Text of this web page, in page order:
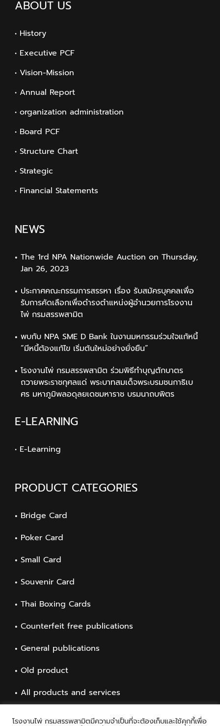
ABOUT US
• History
• Executive PCF
• Vision-Mission
• Annual Report
• organization administration
• Board PCF
• Structure Chart
• Strategic
• Financial Statements
NEWS
The 1rd NPA Nationwide Auction on Thursday,
Jan 26, 2023
ประกาศคณะกรรมการสรรหา เรื่อง รับสมัครบุคคลเพื่อ
รับการคัดเลือกเพื่อดำรงตำแหน่งผู้อำนวยการโรงงาน
ไพ่ กรมสรรพสามิต
พบกับ NPA SME D Bank ในงานมหกรรมร่วมใจแก้หนี้
“มีหนี้ต้องแก้ไข เริ่มต้นใหม่อย่างยั่งยืน”
โรงงานไพ่ กรมสรรพสามิต ร่วมพิธีทำบุญตักบาตร
ถวายพระราชกุศลแด่ พระบาทสมเด็จพระบรมชนกาธิเบ
ศร มหาภูมิพลอดุลยเดชมหาราช บรมนาถบพิตร
E-LEARNING
• E-Learning
PRODUCT CATEGORIES
Bridge Card
Poker Card
Small Card
Souvenir Card
Thai Boxing Cards
Counterfeit free publications
General publications
Old product
All products and services
โรงงานไพ่ กรมสรรพสามิตมีความจำเป็นที่จะต้องเก็บและใช้คุกกี้เพื่อ